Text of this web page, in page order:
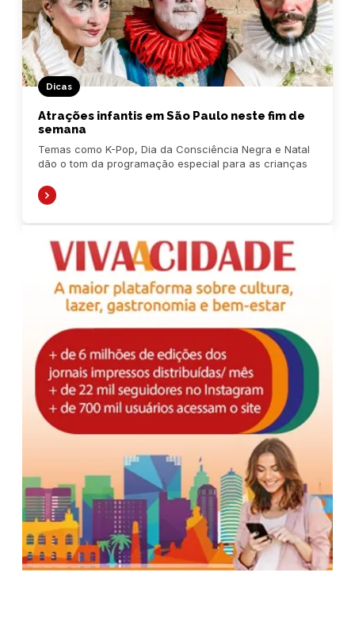
Dicas
Atrações infantis em São Paulo neste fim de
semana
Temas como K-Pop, Dia da Consciência Negra e Natal
dão o tom da programação especial para as crianças